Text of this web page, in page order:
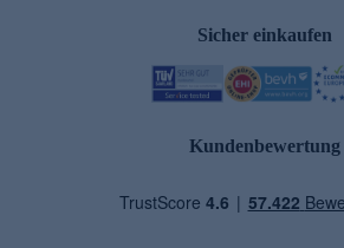
Sicher einkaufen
Kundenbewertung